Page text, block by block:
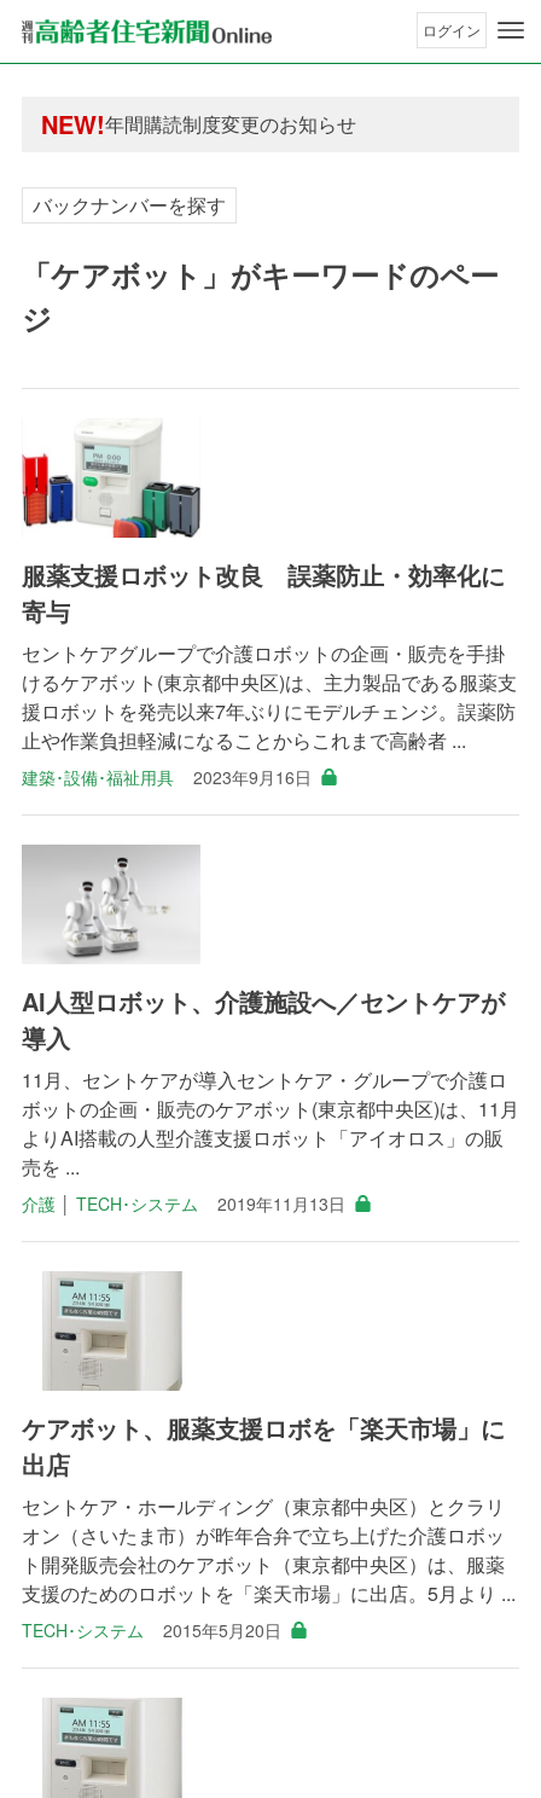
ログイン
NEW!年間購読制度変更のお知らせ
高齢者住宅新聞 無料会員の皆様へ閲覧本数変更
バックナンバーを探す
「ケアボット」がキーワードのペー
ジ
服薬支援ロボット改良 誤薬防止・効率化に
寄与
セントケアグループで介護ロボットの企画・販売を手掛
けるケアボット(東京都中央区)は、主力製品である服薬支
援ロボットを発売以来7年ぶりにモデルチェンジ。誤薬防
止や作業負担軽減になることからこれまで高齢者 ...
建築･設備･福祉用具 2023年9月16日
AI人型ロボット、介護施設へ／セントケアが
導入
11月、セントケアが導入セントケア・グループで介護ロ
ボットの企画・販売のケアボット(東京都中央区)は、11月
よりAI搭載の人型介護支援ロボット「アイオロス」の販
売を ...
介護│ TECH･システム 2019年11月13日
ケアボット、服薬支援ロボを「楽天市場」に
出店
セントケア・ホールディング（東京都中央区）とクラリ
オン（さいたま市）が昨年合弁で立ち上げた介護ロボッ
ト開発販売会社のケアボット（東京都中央区）は、服薬
支援のためのロボットを「楽天市場」に出店。5月より ...
TECH･システム 2015年5月20日